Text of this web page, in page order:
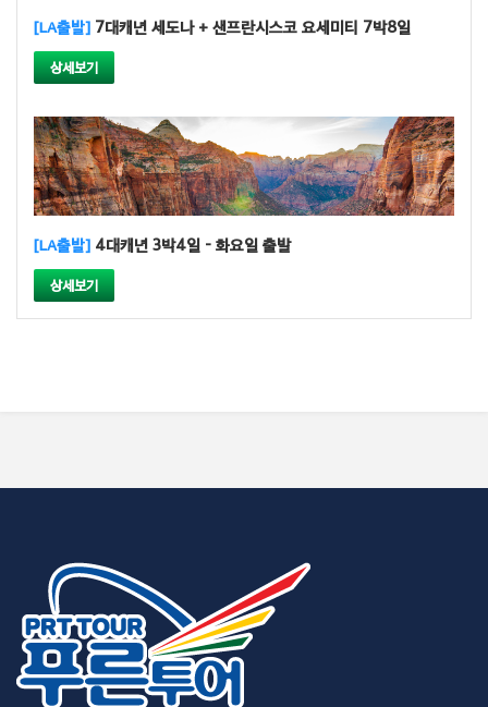
[LA출발] 7대캐년 세도나 + 샌프란시스코 요세미티 7박8일
상세보기
[LA출발] 4대캐년 3박4일 - 화요일 출발
상세보기